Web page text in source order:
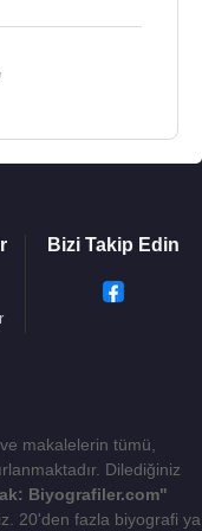
Bizi Takip Edin
makalelerin tümü,
Dilediğiniz
Biyografiler.com"
20'den fazla biyografi ya